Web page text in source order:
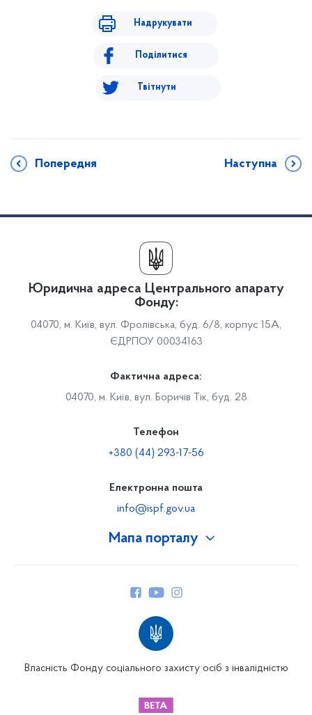
Надрукувати
Поділитися
Твітнути
Попередня Наступна
Мапа порталу
Юридична адреса Центрального апарату
Фонду:
04070, м. Київ, вул. Фролівська, буд. 6/8, корпус 15А,
ЄДРПОУ 00034163
Фактична адреса:
04070, м. Київ, вул. Боричів Тік, буд. 28
Телефон
+380 (44) 293-17-56
Електронна пошта
info@ispf.gov.ua
Власність Фонду соціального захисту осіб з інвалідністю